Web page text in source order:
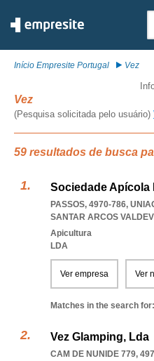
Início Empresite Portugal Vez
Vez
(Pesquisa solicitada pelo usuário)
59 resultados de busca
Sociedade Apícola
PASSOS, 4970-786,
SANTAR ARCOS
Apicultura
LDA
Ver empresa Ver
Matches in the search for:
Vez Glamping, Lda
CAM DE NUNIDE 779,